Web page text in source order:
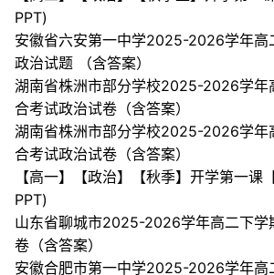
PPT)
安徽省六安第一中学2025-2026学年高
政治试题 （含答案）
湖南省株洲市部分学校2025-2026学年
合考试政治试卷（含答案）
湖南省株洲市部分学校2025-2026学年
合考试政治试卷（含答案）
【高一】【政治】【秋季】开学第一课
PPT)
山东省聊城市2025-2026学年高二下学
卷（含答案）
安徽合肥市第一中学2025-2026学年高